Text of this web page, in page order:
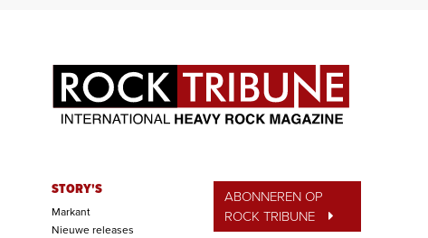
STORY'S
Markant
Nieuwe releases
ABONNEREN OP
ROCK TRIBUNE